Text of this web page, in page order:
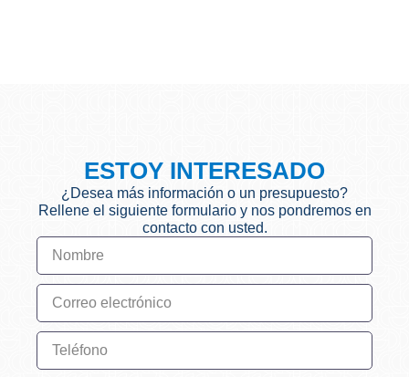
ESTOY INTERESADO
¿Desea más información o un presupuesto?
Rellene el siguiente formulario y nos pondremos en
contacto con usted.